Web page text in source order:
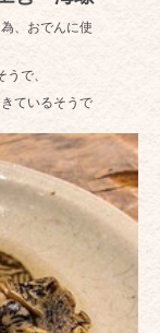
、おでんに使
で、
ているそうで